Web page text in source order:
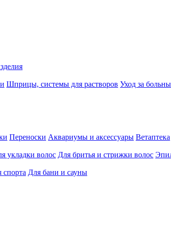
Шприцы, системы для растворов Уход за
Переноски Аквариумы и аксессуары Ветаптека
укладки волос Для бритья и стрижки волос
спорта Для бани и сауны